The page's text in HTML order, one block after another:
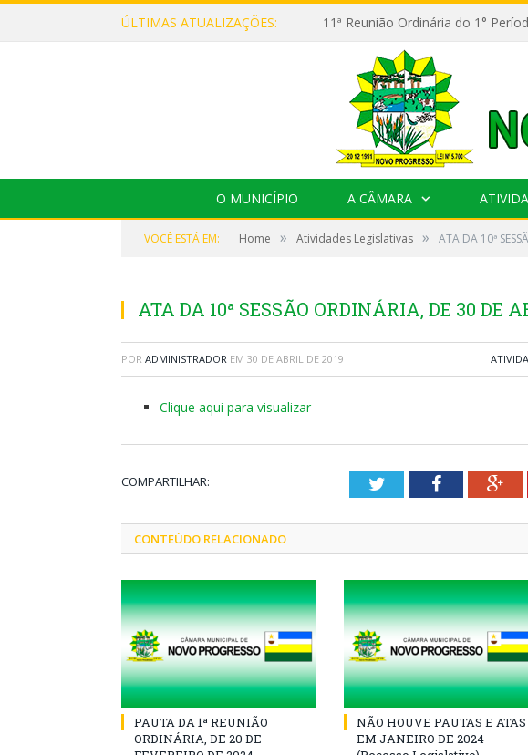
ÚLTIMAS ATUALIZAÇÕES:
O MUNICÍPIO A CÂMARA
VOCÊ ESTÁ EM: Home » Atividades Legislativas » ATA DA 10ª
ATA DA 10ª SESSÃO ORDINÁRIA, DE 30 DE
POR ADMINISTRADOR EM 30 DE ABRIL DE 2019
Clique aqui para visualizar
COMPARTILHAR: TwitterFacebook
CONTEÚDO RELACIONADO
PAUTA DA 1ª REUNIÃO
ORDINÁRIA, DE 20 DE
NÃO HOUVE PAUTAS E ATAS
EM JANEIRO DE 2024